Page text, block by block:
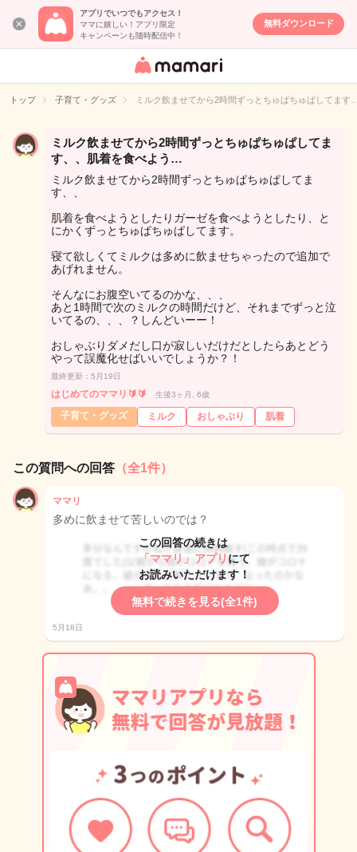
アプリでいつでもアクセス！
ママに嬉しい！アプリ限定
キャンペーンも随時配信中！
無料ダウンロード
女性専用匿名QA
イト
トップ 子育て・グッズ ミルク飲ませてから2時間ずっとちゅぱちゅぱしてます
ミルク飲ませてから2時間ずっとちゅぱちゅぱしてま
す、、肌着を食べよう…
ミルク飲ませてから2時間ずっとちゅぱちゅぱしてま
す、、
肌着を食べようとしたりガーゼを食べようとしたり、と
にかくずっとちゅぱちゅぱしてます。
寝て欲しくてミルクは多めに飲ませちゃったので追加で
あげれません。
そんなにお腹空いてるのかな、、、
あと1時間で次のミルクの時間だけど、それまでずっと泣
いてるの、、、？しんどいーー！
おしゃぶりダメだし口が寂しいだけだとしたらあとどう
やって誤魔化せばいいでしょうか？！
最終更新：5月19日
はじめてのママリ🔰🔰 生後3ヶ月, 6歳
子育て・グッズ ミルク おしゃぶり 肌着
この質問への回答 （全1件）
ママリ
多めに飲ませて苦しいのでは？
この回答の続きは
「ママリ」アプリ にて
お読みいただけます！
無料で続きを見る(全1件)
5月18日